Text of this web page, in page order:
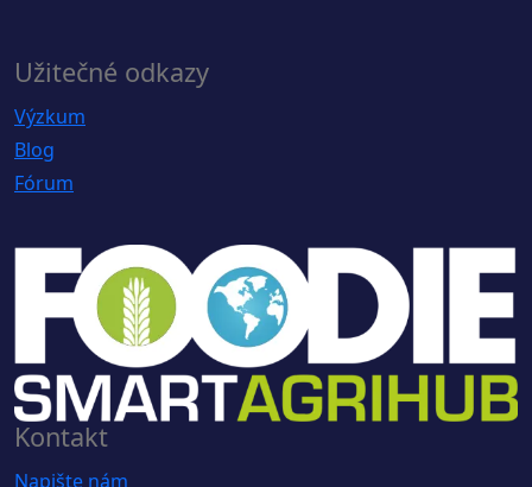
Užitečné odkazy
Výzkum
Blog
Fórum
Kontakt
Napište nám